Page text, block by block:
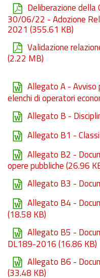
Deliberazione della
30/06/22 - Adozione
2021 (355.61 KB)
Validazione
(2.22 MB)
Allegato A - Avviso
elenchi di operatori
Allegato B -
Allegato B1 -
Allegato B2 -
opere pubbliche(26.96
Allegato B3 -
Allegato B4 -
(18.58 KB)
Allegato B5 -
DL189-2016(16.86 KB)
Allegato B6 -
(33.48 KB)